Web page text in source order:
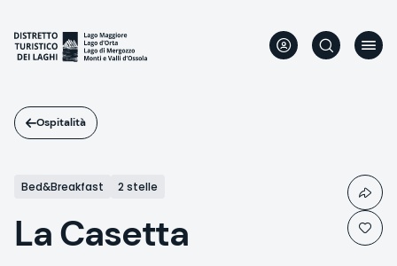
contenuto
principale
Ospitalità
Bed&Breakfast 2 stelle
La Casetta